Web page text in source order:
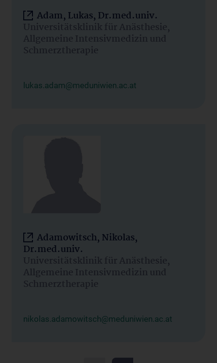
Adam, Lukas, Dr.med.univ.
Universitätsklinik für Anästhesie,
Allgemeine Intensivmedizin und
Schmerztherapie
lukas.adam@meduniwien.ac.at
Adamowitsch, Nikolas,
Dr.med.univ.
Universitätsklinik für Anästhesie,
Allgemeine Intensivmedizin und
Schmerztherapie
nikolas.adamowitsch@meduniwien.ac.at